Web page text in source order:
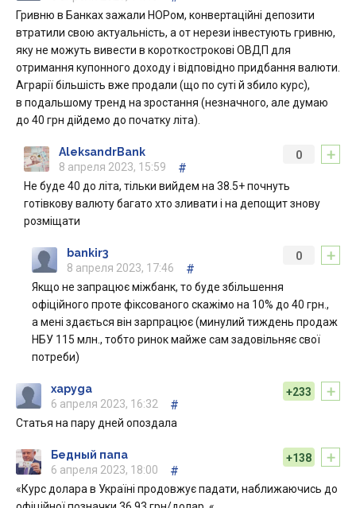
Гривню в Банках зажали НОРом, конвертаційні депозити
втратили свою актуальність, а от нерези інвестують гривню,
яку не можуть вивести в короткострокові ОВДП для
отримання купонного доходу і відповідно придбання валюти.
Аграрії більшість вже продали (що по суті й збило курс),
в подальшому тренд на зростання (незначного, але думаю
до 40 грн дійдемо до початку літа).
+
0
AleksandrBank
8 апреля 2023, 15:59
#
Не буде 40 до літа, тільки вийдем на 38.5+ почнуть
готівкову валюту багато хто зливати і на депощит знову
розміщати
+
0
bankir3
8 апреля 2023, 17:46
#
Якщо не запрацює міжбанк, то буде збільшення
офіційного проте фіксованого скажімо на 10% до 40 грн.,
а мені здається він зарпрацює (минулий тиждень продаж
НБУ 115 млн., тобто ринок майже сам задовільняє свої
потреби)
+
+233
xapyga
6 апреля 2023, 16:32
#
Статья на пару дней опоздала
+
+138
Бедный папа
6 апреля 2023, 18:00
#
«Курс долара в Україні продовжує падати, наближаючись до